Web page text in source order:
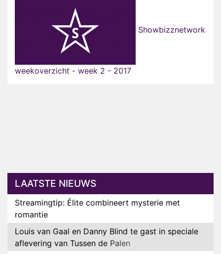
Showbizznetwork
weekoverzicht - week 2 - 2017
LAATSTE NIEUWS
Streamingtip: Élite combineert mysterie met
romantie
Louis van Gaal en Danny Blind te gast in speciale
aflevering van Tussen de Palen